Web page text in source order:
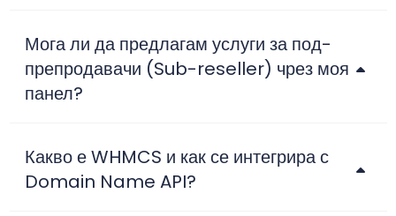
Мога ли да предлагам услуги за под-
препродавачи (Sub-reseller) чрез моя
панел?
Какво е WHMCS и как се интегрира с
Domain Name API?